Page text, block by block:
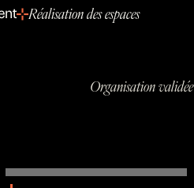
Réalisation des espaces
Organisation validée